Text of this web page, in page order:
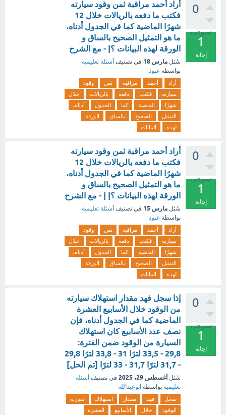
0
تصويتات
1
إجابة
أراد أحمد مراقبة ثمن وقود سيارته
فكتب ما دفعه بالريالات خلال 12
شهرًا الماضية كما في الجدول أدناه،
ما هو التمثيل الصحيح بالساق و
الورقة لهذه البيانات ؟| - مع الشرح
سُئل مارس 18 في تصنيف أسئلة تعليمية
بواسطة عبود
أراد أحمد مراقبة ثمن
وقود
سيارته
فكتب دفعه بالريالات
خلال
شهرًا
الماضية كما الجدول
أدناه،
التمثيل
الصحيح بالساق
الورقة
لهذه
البيانات
0
تصويتات
1
إجابة
أراد أحمد مراقبة ثمن وقود سيارته
فكتب ما دفعه بالريالات خلال 12
شهرًا الماضية كما في الجدول أدناه،
ما هو التمثيل الصحيح بالساق و
الورقة لهذه البيانات ؟| | - مع الشرح
سُئل مارس 15 في تصنيف أسئلة تعليمية
بواسطة عبود
أراد أحمد مراقبة ثمن
وقود
سيارته
فكتب دفعه بالريالات
خلال
شهرًا
الماضية كما الجدول
أدناه،
التمثيل
الصحيح بالساق
الورقة
لهذه
البيانات
0
تصويتات
1
إجابة
إذا سجل فهد مقدار استهلاك سيارته
من الوقود خلال الأسابيع العشرة
الماضية كما في الجدول أدناه، فإن
نصف عدد الأسابيع كان استهلاك
السيارة من الوقود ضمن الفترة:
29,8 - 33,5 لترًا 31 - 33,8 لترًا 29,8
- 31,7 لترًا 31,7 - 33 لترًا [تم الحل]
سُئل أغسطس 29، 2025 في تصنيف أسئلة
تعليمية بواسطة ابوعبدالله
سجل فهد مقدار استهلاك
سيارته
الوقود
خلال الأسابيع
العشرة